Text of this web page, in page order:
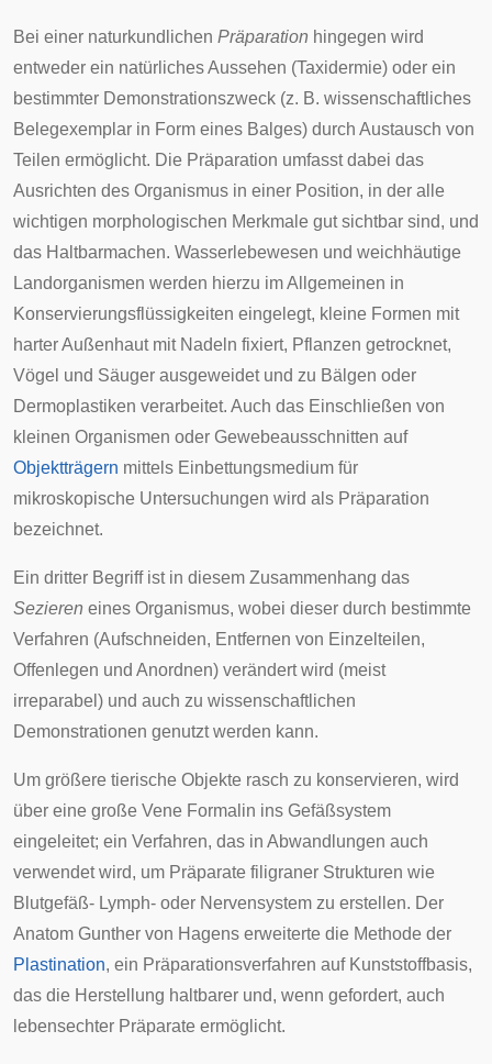
Bei einer naturkundlichen Präparation hingegen wird
entweder ein natürliches Aussehen (Taxidermie) oder ein
bestimmter Demonstrationszweck (z. B. wissenschaftliches
Belegexemplar in Form eines Balges) durch Austausch von
Teilen ermöglicht. Die Präparation umfasst dabei das
Ausrichten des Organismus in einer Position, in der alle
wichtigen morphologischen Merkmale gut sichtbar sind, und
das Haltbarmachen. Wasserlebewesen und weichhäutige
Landorganismen werden hierzu im Allgemeinen in
Konservierungsflüssigkeiten eingelegt, kleine Formen mit
harter Außenhaut mit Nadeln fixiert, Pflanzen getrocknet,
Vögel und Säuger ausgeweidet und zu Bälgen oder
Dermoplastiken verarbeitet. Auch das Einschließen von
kleinen Organismen oder Gewebeausschnitten auf
Objektträgern mittels Einbettungsmedium für
mikroskopische Untersuchungen wird als Präparation
bezeichnet.
Ein dritter Begriff ist in diesem Zusammenhang das
Sezieren eines Organismus, wobei dieser durch bestimmte
Verfahren (Aufschneiden, Entfernen von Einzelteilen,
Offenlegen und Anordnen) verändert wird (meist
irreparabel) und auch zu wissenschaftlichen
Demonstrationen genutzt werden kann.
Um größere tierische Objekte rasch zu konservieren, wird
über eine große Vene Formalin ins Gefäßsystem
eingeleitet; ein Verfahren, das in Abwandlungen auch
verwendet wird, um Präparate filigraner Strukturen wie
Blutgefäß- Lymph- oder Nervensystem zu erstellen. Der
Anatom Gunther von Hagens erweiterte die Methode der
Plastination, ein Präparationsverfahren auf Kunststoffbasis,
das die Herstellung haltbarer und, wenn gefordert, auch
lebensechter Präparate ermöglicht.